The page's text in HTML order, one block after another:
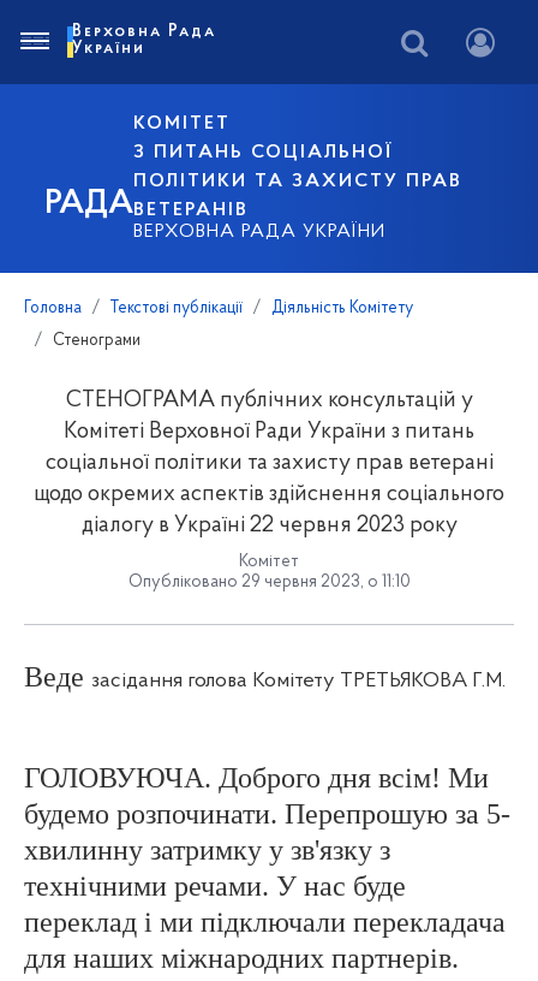
РАДА
КОМІТЕТ
З ПИТАНЬ СОЦІАЛЬНОЇ
ПОЛІТИКИ ТА ЗАХИСТУ ПРАВ
ВЕТЕРАНІВ
ВЕРХОВНА РАДА УКРАЇНИ
Верховна Рада
України
Головна Текстові публікації
Діяльність Комітету
Стенограми
СТЕНОГРАМА публічних консультацій у
Комітеті Верховної Ради України з питань
соціальної політики та захисту прав ветерані
щодо окремих аспектів здійснення соціального
діалогу в Україні 22 червня 2023 року
Комітет
Опубліковано 29 червня 2023, о 11:10
Веде засідання голова Комітету ТРЕТЬЯКОВА Г.М.
ГОЛОВУЮЧА. Доброго дня всім! Ми
будемо розпочинати. Перепрошую за 5-
хвилинну затримку у зв'язку з
технічними речами. У нас буде
переклад і ми підключали перекладача
для наших міжнародних партнерів.